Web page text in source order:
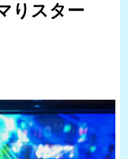
りスター